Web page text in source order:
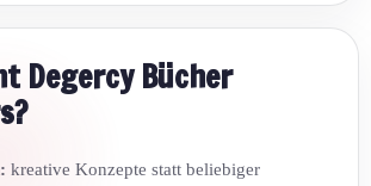
Degercy Bücher
kreative Konzepte statt beliebiger